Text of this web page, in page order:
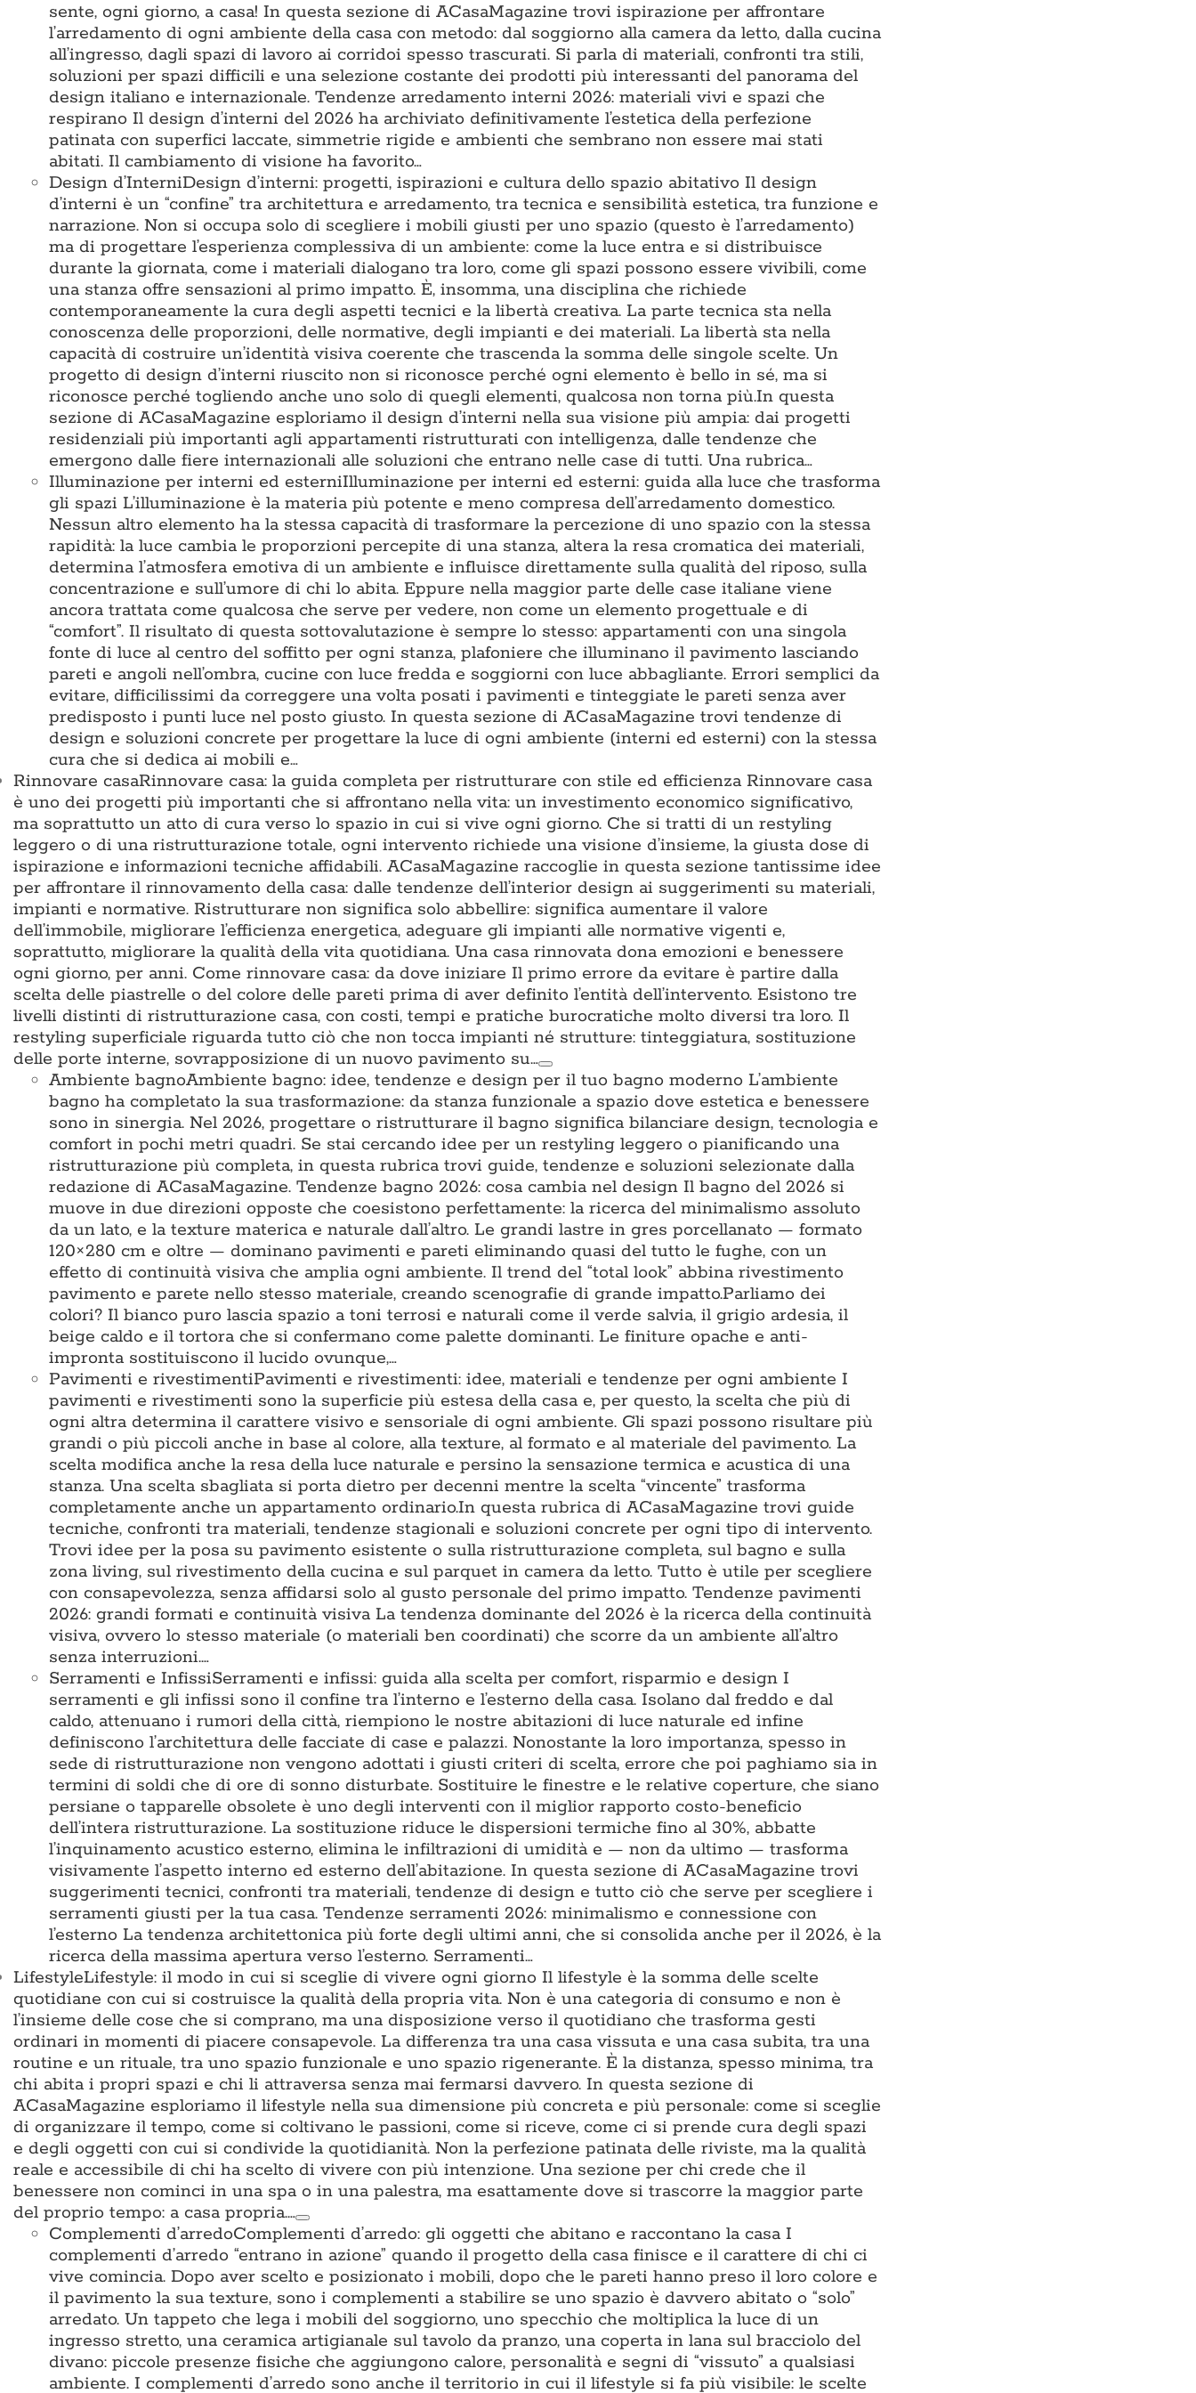
sente, ogni giorno, a casa! In questa sezione di ACasaMagazine trovi ispirazione per affrontare
l’arredamento di ogni ambiente della casa con metodo: dal soggiorno alla camera da letto, dalla cucina
all’ingresso, dagli spazi di lavoro ai corridoi spesso trascurati. Si parla di materiali, confronti tra stili,
soluzioni per spazi difficili e una selezione costante dei prodotti più interessanti del panorama del
design italiano e internazionale. Tendenze arredamento interni 2026: materiali vivi e spazi che
respirano Il design d’interni del 2026 ha archiviato definitivamente l’estetica della perfezione
patinata con superfici laccate, simmetrie rigide e ambienti che sembrano non essere mai stati
abitati. Il cambiamento di visione ha favorito…
Design d’InterniDesign d’interni: progetti, ispirazioni e cultura dello spazio abitativo Il design
d’interni è un “confine” tra architettura e arredamento, tra tecnica e sensibilità estetica, tra funzione e
narrazione. Non si occupa solo di scegliere i mobili giusti per uno spazio (questo è l’arredamento)
ma di progettare l’esperienza complessiva di un ambiente: come la luce entra e si distribuisce
durante la giornata, come i materiali dialogano tra loro, come gli spazi possono essere vivibili, come
una stanza offre sensazioni al primo impatto. È, insomma, una disciplina che richiede
contemporaneamente la cura degli aspetti tecnici e la libertà creativa. La parte tecnica sta nella
conoscenza delle proporzioni, delle normative, degli impianti e dei materiali. La libertà sta nella
capacità di costruire un’identità visiva coerente che trascenda la somma delle singole scelte. Un
progetto di design d’interni riuscito non si riconosce perché ogni elemento è bello in sé, ma si
riconosce perché togliendo anche uno solo di quegli elementi, qualcosa non torna più.In questa
sezione di ACasaMagazine esploriamo il design d’interni nella sua visione più ampia: dai progetti
residenziali più importanti agli appartamenti ristrutturati con intelligenza, dalle tendenze che
emergono dalle fiere internazionali alle soluzioni che entrano nelle case di tutti. Una rubrica…
Illuminazione per interni ed esterniIlluminazione per interni ed esterni: guida alla luce che trasforma
gli spazi L’illuminazione è la materia più potente e meno compresa dell’arredamento domestico.
Nessun altro elemento ha la stessa capacità di trasformare la percezione di uno spazio con la stessa
rapidità: la luce cambia le proporzioni percepite di una stanza, altera la resa cromatica dei materiali,
determina l’atmosfera emotiva di un ambiente e influisce direttamente sulla qualità del riposo, sulla
concentrazione e sull’umore di chi lo abita. Eppure nella maggior parte delle case italiane viene
ancora trattata come qualcosa che serve per vedere, non come un elemento progettuale e di
“comfort”. Il risultato di questa sottovalutazione è sempre lo stesso: appartamenti con una singola
fonte di luce al centro del soffitto per ogni stanza, plafoniere che illuminano il pavimento lasciando
pareti e angoli nell’ombra, cucine con luce fredda e soggiorni con luce abbagliante. Errori semplici da
evitare, difficilissimi da correggere una volta posati i pavimenti e tinteggiate le pareti senza aver
predisposto i punti luce nel posto giusto. In questa sezione di ACasaMagazine trovi tendenze di
design e soluzioni concrete per progettare la luce di ogni ambiente (interni ed esterni) con la stessa
cura che si dedica ai mobili e…
Rinnovare casaRinnovare casa: la guida completa per ristrutturare con stile ed efficienza Rinnovare casa
è uno dei progetti più importanti che si affrontano nella vita: un investimento economico significativo,
ma soprattutto un atto di cura verso lo spazio in cui si vive ogni giorno. Che si tratti di un restyling
leggero o di una ristrutturazione totale, ogni intervento richiede una visione d’insieme, la giusta dose di
ispirazione e informazioni tecniche affidabili. ACasaMagazine raccoglie in questa sezione tantissime idee
per affrontare il rinnovamento della casa: dalle tendenze dell’interior design ai suggerimenti su materiali,
impianti e normative. Ristrutturare non significa solo abbellire: significa aumentare il valore
dell’immobile, migliorare l’efficienza energetica, adeguare gli impianti alle normative vigenti e,
soprattutto, migliorare la qualità della vita quotidiana. Una casa rinnovata dona emozioni e benessere
ogni giorno, per anni. Come rinnovare casa: da dove iniziare Il primo errore da evitare è partire dalla
scelta delle piastrelle o del colore delle pareti prima di aver definito l’entità dell’intervento. Esistono tre
livelli distinti di ristrutturazione casa, con costi, tempi e pratiche burocratiche molto diversi tra loro. Il
restyling superficiale riguarda tutto ciò che non tocca impianti né strutture: tinteggiatura, sostituzione
delle porte interne, sovrapposizione di un nuovo pavimento su…
Ambiente bagnoAmbiente bagno: idee, tendenze e design per il tuo bagno moderno L’ambiente
bagno ha completato la sua trasformazione: da stanza funzionale a spazio dove estetica e benessere
sono in sinergia. Nel 2026, progettare o ristrutturare il bagno significa bilanciare design, tecnologia e
comfort in pochi metri quadri. Se stai cercando idee per un restyling leggero o pianificando una
ristrutturazione più completa, in questa rubrica trovi guide, tendenze e soluzioni selezionate dalla
redazione di ACasaMagazine. Tendenze bagno 2026: cosa cambia nel design Il bagno del 2026 si
muove in due direzioni opposte che coesistono perfettamente: la ricerca del minimalismo assoluto
da un lato, e la texture materica e naturale dall’altro. Le grandi lastre in gres porcellanato — formato
120×280 cm e oltre — dominano pavimenti e pareti eliminando quasi del tutto le fughe, con un
effetto di continuità visiva che amplia ogni ambiente. Il trend del “total look” abbina rivestimento
pavimento e parete nello stesso materiale, creando scenografie di grande impatto.Parliamo dei
colori? Il bianco puro lascia spazio a toni terrosi e naturali come il verde salvia, il grigio ardesia, il
beige caldo e il tortora che si confermano come palette dominanti. Le finiture opache e anti-
impronta sostituiscono il lucido ovunque,…
Pavimenti e rivestimentiPavimenti e rivestimenti: idee, materiali e tendenze per ogni ambiente I
pavimenti e rivestimenti sono la superficie più estesa della casa e, per questo, la scelta che più di
ogni altra determina il carattere visivo e sensoriale di ogni ambiente. Gli spazi possono risultare più
grandi o più piccoli anche in base al colore, alla texture, al formato e al materiale del pavimento. La
scelta modifica anche la resa della luce naturale e persino la sensazione termica e acustica di una
stanza. Una scelta sbagliata si porta dietro per decenni mentre la scelta “vincente” trasforma
completamente anche un appartamento ordinario.In questa rubrica di ACasaMagazine trovi guide
tecniche, confronti tra materiali, tendenze stagionali e soluzioni concrete per ogni tipo di intervento.
Trovi idee per la posa su pavimento esistente o sulla ristrutturazione completa, sul bagno e sulla
zona living, sul rivestimento della cucina e sul parquet in camera da letto. Tutto è utile per scegliere
con consapevolezza, senza affidarsi solo al gusto personale del primo impatto. Tendenze pavimenti
2026: grandi formati e continuità visiva La tendenza dominante del 2026 è la ricerca della continuità
visiva, ovvero lo stesso materiale (o materiali ben coordinati) che scorre da un ambiente all’altro
senza interruzioni.…
Serramenti e InfissiSerramenti e infissi: guida alla scelta per comfort, risparmio e design I
serramenti e gli infissi sono il confine tra l’interno e l’esterno della casa. Isolano dal freddo e dal
caldo, attenuano i rumori della città, riempiono le nostre abitazioni di luce naturale ed infine
definiscono l’architettura delle facciate di case e palazzi. Nonostante la loro importanza, spesso in
sede di ristrutturazione non vengono adottati i giusti criteri di scelta, errore che poi paghiamo sia in
termini di soldi che di ore di sonno disturbate. Sostituire le finestre e le relative coperture, che siano
persiane o tapparelle obsolete è uno degli interventi con il miglior rapporto costo-beneficio
dell’intera ristrutturazione. La sostituzione riduce le dispersioni termiche fino al 30%, abbatte
l’inquinamento acustico esterno, elimina le infiltrazioni di umidità e — non da ultimo — trasforma
visivamente l’aspetto interno ed esterno dell’abitazione. In questa sezione di ACasaMagazine trovi
suggerimenti tecnici, confronti tra materiali, tendenze di design e tutto ciò che serve per scegliere i
serramenti giusti per la tua casa. Tendenze serramenti 2026: minimalismo e connessione con
l’esterno La tendenza architettonica più forte degli ultimi anni, che si consolida anche per il 2026, è la
ricerca della massima apertura verso l’esterno. Serramenti…
LifestyleLifestyle: il modo in cui si sceglie di vivere ogni giorno Il lifestyle è la somma delle scelte
quotidiane con cui si costruisce la qualità della propria vita. Non è una categoria di consumo e non è
l’insieme delle cose che si comprano, ma una disposizione verso il quotidiano che trasforma gesti
ordinari in momenti di piacere consapevole. La differenza tra una casa vissuta e una casa subita, tra una
routine e un rituale, tra uno spazio funzionale e uno spazio rigenerante. È la distanza, spesso minima, tra
chi abita i propri spazi e chi li attraversa senza mai fermarsi davvero. In questa sezione di
ACasaMagazine esploriamo il lifestyle nella sua dimensione più concreta e più personale: come si sceglie
di organizzare il tempo, come si coltivano le passioni, come si riceve, come ci si prende cura degli spazi
e degli oggetti con cui si condivide la quotidianità. Non la perfezione patinata delle riviste, ma la qualità
reale e accessibile di chi ha scelto di vivere con più intenzione. Una sezione per chi crede che il
benessere non cominci in una spa o in una palestra, ma esattamente dove si trascorre la maggior parte
del proprio tempo: a casa propria.…
Complementi d’arredoComplementi d’arredo: gli oggetti che abitano e raccontano la casa I
complementi d’arredo “entrano in azione” quando il progetto della casa finisce e il carattere di chi ci
vive comincia. Dopo aver scelto e posizionato i mobili, dopo che le pareti hanno preso il loro colore e
il pavimento la sua texture, sono i complementi a stabilire se uno spazio è davvero abitato o “solo”
arredato. Un tappeto che lega i mobili del soggiorno, uno specchio che moltiplica la luce di un
ingresso stretto, una ceramica artigianale sul tavolo da pranzo, una coperta in lana sul bracciolo del
divano: piccole presenze fisiche che aggiungono calore, personalità e segni di “vissuto” a qualsiasi
ambiente. I complementi d’arredo sono anche il territorio in cui il lifestyle si fa più visibile: le scelte